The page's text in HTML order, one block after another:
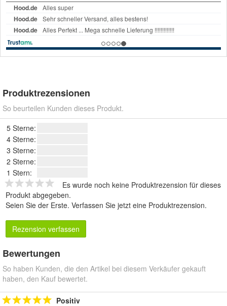
Produktrezensionen
So beurteilen Kunden dieses Produkt.
5 Sterne:
4 Sterne:
3 Sterne:
2 Sterne:
1 Stern:
Es wurde noch keine Produktrezension für dieses
Produkt abgegeben.
Seien Sie der Erste. Verfassen Sie jetzt eine Produktrezension.
Rezension verfassen
Bewertungen
So haben Kunden, die den Artikel bei diesem Verkäufer gekauft
haben, den Kauf bewertet.
Positiv